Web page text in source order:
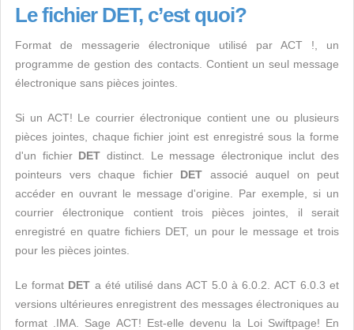
Le fichier DET, c’est quoi?
Format de messagerie électronique utilisé par ACT !, un
programme de gestion des contacts. Contient un seul message
électronique sans pièces jointes.
Si un ACT! Le courrier électronique contient une ou plusieurs
pièces jointes, chaque fichier joint est enregistré sous la forme
d'un fichier DET distinct. Le message électronique inclut des
pointeurs vers chaque fichier DET associé auquel on peut
accéder en ouvrant le message d'origine. Par exemple, si un
courrier électronique contient trois pièces jointes, il serait
enregistré en quatre fichiers DET, un pour le message et trois
pour les pièces jointes.
Le format DET a été utilisé dans ACT 5.0 à 6.0.2. ACT 6.0.3 et
versions ultérieures enregistrent des messages électroniques au
format .IMA. Sage ACT! Est-elle devenu la Loi Swiftpage! En